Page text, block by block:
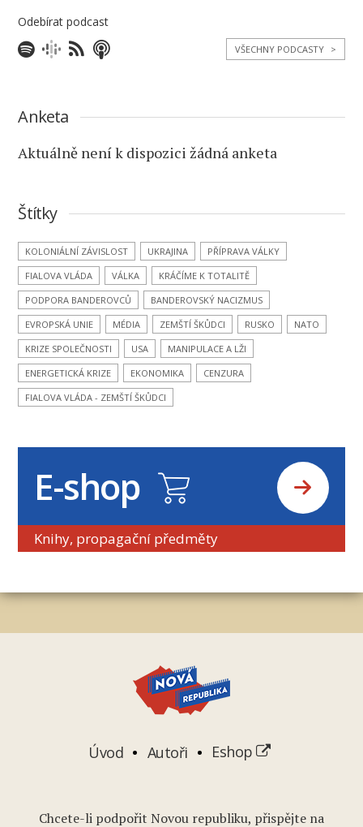
Odebírat podcast
VŠECHNY PODCASTY >
Anketa
Aktuálně není k dispozici žádná anketa
Štítky
KOLONIÁLNÍ ZÁVISLOST UKRAJINA
PŘÍPRAVA VÁLKY
FIALOVA VLÁDA
VÁLKA
KRÁČÍME K TOTALITĚ
PODPORA BANDEROVCŮ
BANDEROVSKÝ NACIZMUS
EVROPSKÁ UNIE
MÉDIA ZEMŠTÍ ŠKŮDCI RUSKO
NATO
KRIZE SPOLEČNOSTI
USA
MANIPULACE A LŽI
ENERGETICKÁ KRIZE
EKONOMIKA
CENZURA
FIALOVA VLÁDA - ZEMŠTÍ ŠKŮDCI
E-shop
Knihy, propagační předměty
Úvod Autoři Eshop
Chcete-li podpořit Novou republiku, přispějte na